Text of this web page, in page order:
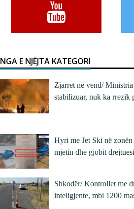
NGA E NJËJTA KATEGORI
Zjarret në vend/
stabilizuar, nuk ka rrezik
Hyri me Jet Ski në
mjetin dhe gjobit
Shkodër/ Kontrollet me
inteligjente, mbi 1200